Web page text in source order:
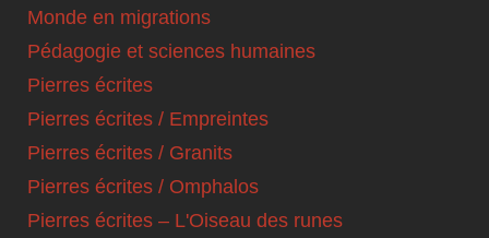
Monde en migrations
Pédagogie et sciences humaines
Pierres écrites
Pierres écrites / Empreintes
Pierres écrites / Granits
Pierres écrites / Omphalos
Pierres écrites – L'Oiseau des runes